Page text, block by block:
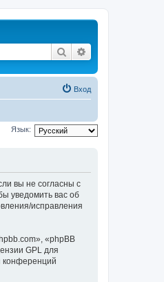
Поиск
Вход
Язык:
вы не согласны с
уведомить вас об
исправления
«phpBB
GPL для
конференций